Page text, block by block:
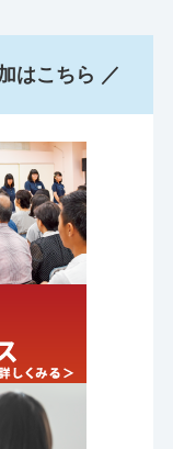
はこちら ／